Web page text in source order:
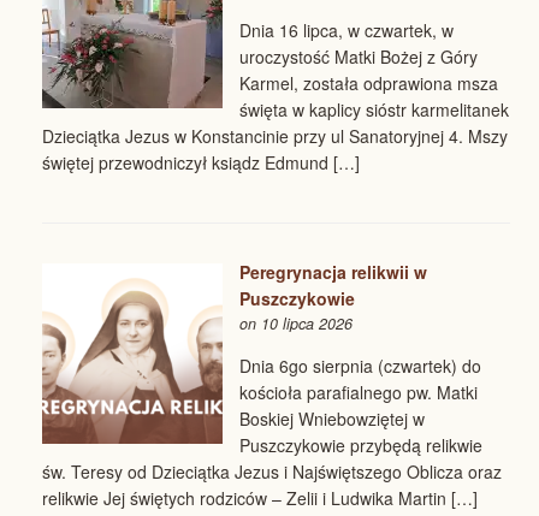
Dnia 16 lipca, w czwartek, w
uroczystość Matki Bożej z Góry
Karmel, została odprawiona msza
święta w kaplicy sióstr karmelitanek
Dzieciątka Jezus w Konstancinie przy ul Sanatoryjnej 4. Mszy
świętej przewodniczył ksiądz Edmund […]
Peregrynacja relikwii w
Puszczykowie
on 10 lipca 2026
Dnia 6go sierpnia (czwartek) do
kościoła parafialnego pw. Matki
Boskiej Wniebowziętej w
Puszczykowie przybędą relikwie
św. Teresy od Dzieciątka Jezus i Najświętszego Oblicza oraz
relikwie Jej świętych rodziców – Zelii i Ludwika Martin […]